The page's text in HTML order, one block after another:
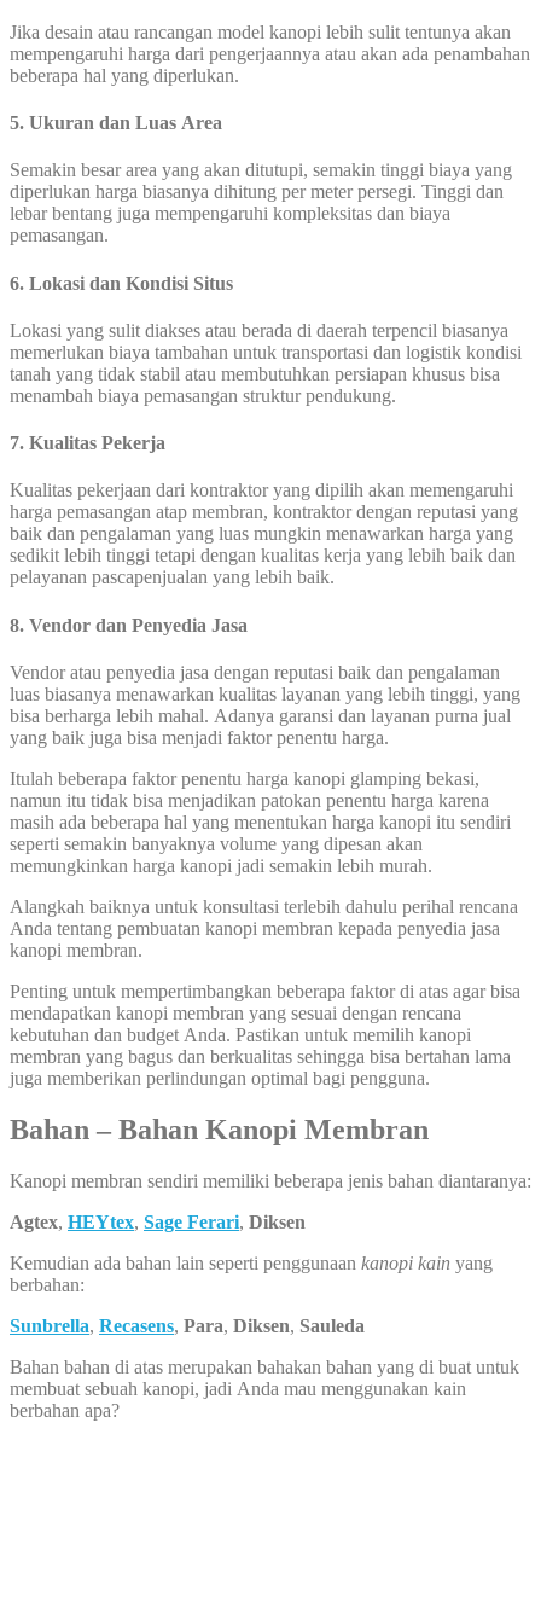
Jika desain atau rancangan model kanopi lebih sulit tentunya akan
mempengaruhi harga dari pengerjaannya atau akan ada penambahan
beberapa hal yang diperlukan.
5. Ukuran dan Luas Area
Semakin besar area yang akan ditutupi, semakin tinggi biaya yang
diperlukan harga biasanya dihitung per meter persegi. Tinggi dan
lebar bentang juga mempengaruhi kompleksitas dan biaya
pemasangan.
6. Lokasi dan Kondisi Situs
Lokasi yang sulit diakses atau berada di daerah terpencil biasanya
memerlukan biaya tambahan untuk transportasi dan logistik kondisi
tanah yang tidak stabil atau membutuhkan persiapan khusus bisa
menambah biaya pemasangan struktur pendukung.
7. Kualitas Pekerja
Kualitas pekerjaan dari kontraktor yang dipilih akan memengaruhi
harga pemasangan atap membran, kontraktor dengan reputasi yang
baik dan pengalaman yang luas mungkin menawarkan harga yang
sedikit lebih tinggi tetapi dengan kualitas kerja yang lebih baik dan
pelayanan pascapenjualan yang lebih baik.
8. Vendor dan Penyedia Jasa
Vendor atau penyedia jasa dengan reputasi baik dan pengalaman
luas biasanya menawarkan kualitas layanan yang lebih tinggi, yang
bisa berharga lebih mahal. Adanya garansi dan layanan purna jual
yang baik juga bisa menjadi faktor penentu harga.
Itulah beberapa faktor penentu harga kanopi glamping bekasi,
namun itu tidak bisa menjadikan patokan penentu harga karena
masih ada beberapa hal yang menentukan harga kanopi itu sendiri
seperti semakin banyaknya volume yang dipesan akan
memungkinkan harga kanopi jadi semakin lebih murah.
Alangkah baiknya untuk konsultasi terlebih dahulu perihal rencana
Anda tentang pembuatan kanopi membran kepada penyedia jasa
kanopi membran.
Penting untuk mempertimbangkan beberapa faktor di atas agar bisa
mendapatkan kanopi membran yang sesuai dengan rencana
kebutuhan dan budget Anda. Pastikan untuk memilih kanopi
membran yang bagus dan berkualitas sehingga bisa bertahan lama
juga memberikan perlindungan optimal bagi pengguna.
Bahan – Bahan Kanopi Membran
Kanopi membran sendiri memiliki beberapa jenis bahan diantaranya:
Agtex, HEYtex, Sage Ferari, Diksen
Kemudian ada bahan lain seperti penggunaan kanopi kain yang
berbahan:
Sunbrella, Recasens, Para, Diksen, Sauleda
Bahan bahan di atas merupakan bahakan bahan yang di buat untuk
membuat sebuah kanopi, jadi Anda mau menggunakan kain
berbahan apa?